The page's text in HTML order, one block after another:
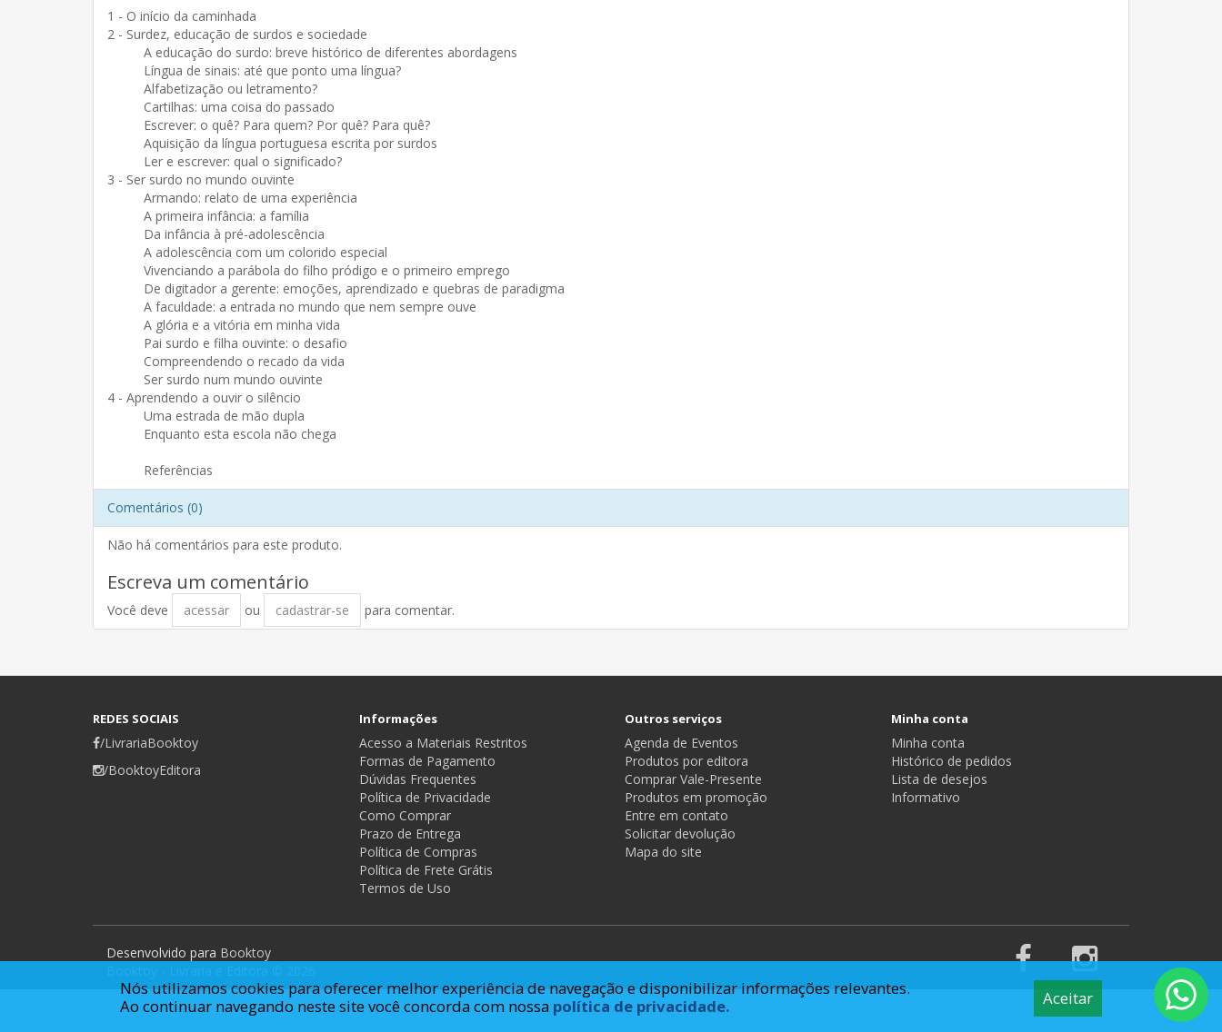
1 - O início da caminhada
2 - Surdez, educação de surdos e sociedade
A educação do surdo: breve histórico de diferentes abordagens
Língua de sinais: até que ponto uma língua?
Alfabetização ou letramento?
Cartilhas: uma coisa do passado
Escrever: o quê? Para quem? Por quê? Para quê?
Aquisição da língua portuguesa escrita por surdos
Ler e escrever: qual o significado?
3 - Ser surdo no mundo ouvinte
Armando: relato de uma experiência
A primeira infância: a família
Da infância à pré-adolescência
A adolescência com um colorido especial
Vivenciando a parábola do filho pródigo e o primeiro emprego
De digitador a gerente: emoções, aprendizado e quebras de paradigma
A faculdade: a entrada no mundo que nem sempre ouve
A glória e a vitória em minha vida
Pai surdo e filha ouvinte: o desafio
Compreendendo o recado da vida
Ser surdo num mundo ouvinte
4 - Aprendendo a ouvir o silêncio
Uma estrada de mão dupla
Enquanto esta escola não chega
Referências
Comentários (0)
Não há comentários para este produto.
Escreva um comentário
Você deve acessar ou cadastrar-se para comentar.
REDES SOCIAIS
/LivrariaBooktoy
/BooktoyEditora
Informações
Acesso a Materiais Restritos
Formas de Pagamento
Dúvidas Frequentes
Política de Privacidade
Como Comprar
Prazo de Entrega
Política de Compras
Política de Frete Grátis
Termos de Uso
Outros serviços
Agenda de Eventos
Produtos por editora
Comprar Vale-Presente
Produtos em promoção
Entre em contato
Solicitar devolução
Mapa do site
Minha conta
Minha conta
Histórico de pedidos
Lista de desejos
Informativo
Desenvolvido para Booktoy
Aceitar
Nós utilizamos cookies para oferecer melhor experiência de navegação e disponibilizar informações relevantes.
Ao continuar navegando neste site você concorda com nossa política de privacidade.